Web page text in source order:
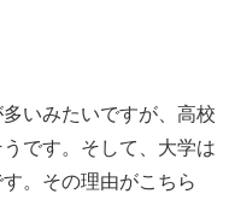
いみたいですが、高校
です。そして、大学は
。その理由がこちら